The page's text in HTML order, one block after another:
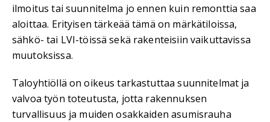
ilmoitus tai suunnitelma jo ennen kuin remonttia saa
aloittaa. Erityisen tärkeää tämä on märkätiloissa,
sähkö- tai LVI-töissä sekä rakenteisiin vaikuttavissa
muutoksissa.
Taloyhtiöllä on oikeus tarkastuttaa suunnitelmat ja
valvoa työn toteutusta, jotta rakennuksen
turvallisuus ja muiden osakkaiden asumisrauha